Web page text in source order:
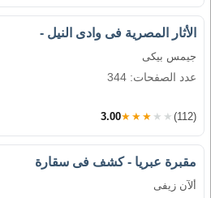
الأثار المصرية فى وادى النيل -
جيمس بيكى
عدد الصفحات: 344
3.00★★★★★ (112)
مقبرة عبريا - كشف فى سقارة
ألآن زيفى